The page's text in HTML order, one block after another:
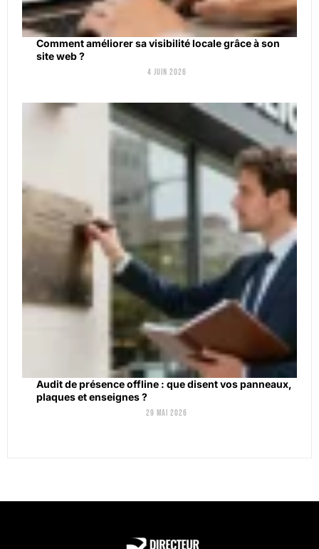
Comment améliorer sa visibilité locale grâce à son
site web ?
4 juin 2026
Audit de présence offline : que disent vos panneaux,
plaques et enseignes ?
29 mai 2026